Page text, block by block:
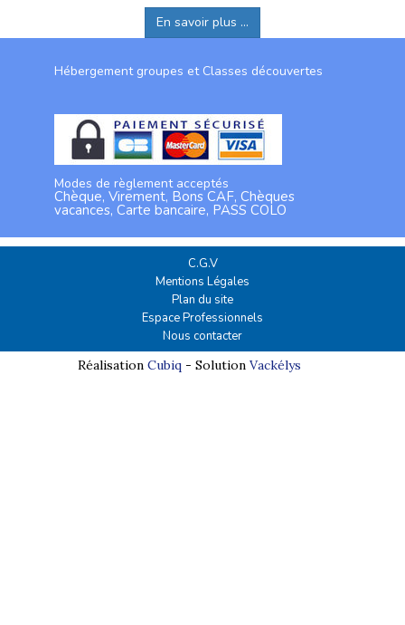
En savoir plus ...
Hébergement groupes et Classes découvertes
Modes de règlement acceptés
Chèque, Virement, Bons CAF, Chèques
vacances, Carte bancaire, PASS COLO
C.G.V
Mentions Légales
Plan du site
Espace Professionnels
Nous contacter
Réalisation Cubiq- Solution Vackélys